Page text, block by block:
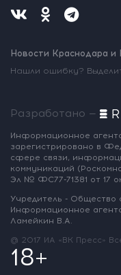
Новости Краснодара и
Нашли ошибку?
Разработано —
Информационное
зарегистрировано в
сфере связи,
коммуникаций
Эл № ФС77-71381 от 17
Учредитель - Общество
Информационное
Ламейкин В.А.
@ 2017 ИА «ВК Пресс»
18+